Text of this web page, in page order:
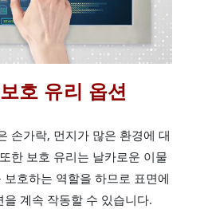
호 유리 옵션
손가락, 먼지가 많은 환경에 대
한 보호 유리는 날카로운 이물
호하는 역할을 하므로 표면에
계속 작동할 수 있습니다.